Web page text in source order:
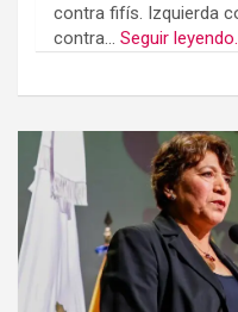
contra fifís. Izquierda
contra... Seguir